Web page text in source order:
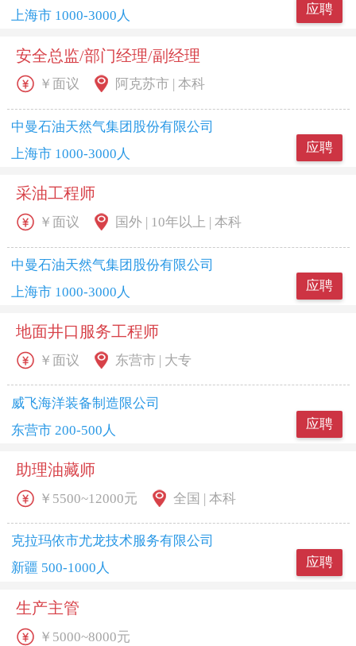
应聘
上海市 1000-3000人
安全总监/部门经理/副经理
应聘
￥面议 阿克苏市 | 本科
中曼石油天然气集团股份有限公司
上海市 1000-3000人
采油工程师
应聘
￥面议 国外 | 10年以上 | 本科
中曼石油天然气集团股份有限公司
上海市 1000-3000人
地面井口服务工程师
应聘
￥面议 东营市 | 大专
威飞海洋装备制造限公司
东营市 200-500人
助理油藏师
应聘
￥5500~12000元 全国 | 本科
克拉玛依市尤龙技术服务有限公司
新疆 500-1000人
生产主管
￥5000~8000元